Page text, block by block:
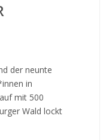
der neunte
in
mit 500
Wald lockt